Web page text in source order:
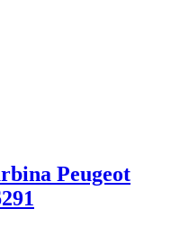
Peugeot